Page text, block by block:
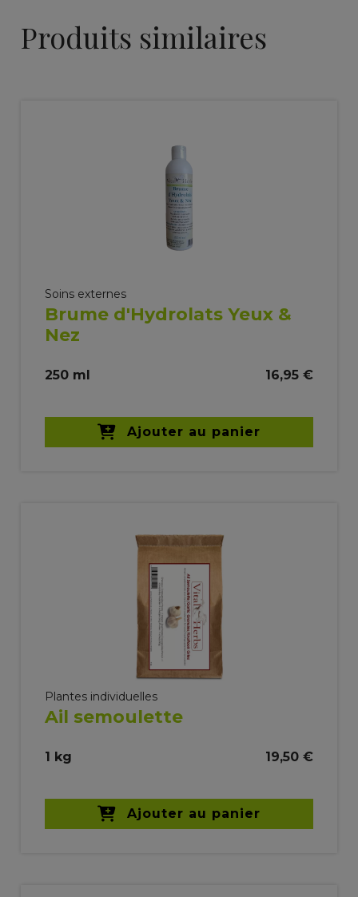
Produits similaires
Soins externes
Brume d'Hydrolats Yeux &
Nez
250 ml 16,95 €
Ajouter au panier
Plantes individuelles
Ail semoulette
1 kg 19,50 €
Ajouter au panier